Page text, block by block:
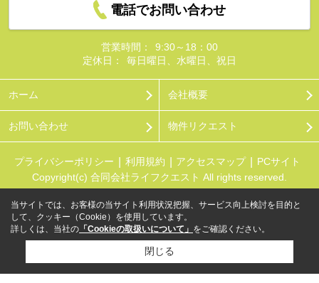
電話でお問い合わせ
営業時間：
9:30～18：00
定休日：
毎日曜日、水曜日、祝日
ホーム 会社概要
お問い合わせ 物件リクエスト
プライバシーポリシー 利用規約 アクセスマップ
PCサイト
Copyright(c) 合同会社ライフクエスト All rights reserved.
当サイトでは、お客様の当サイト利用状況把握、サービス向上検討を目的と
して、クッキー（Cookie）を使用しています。
詳しくは、当社の 「Cookieの取扱いについて」 をご確認ください。
閉じる